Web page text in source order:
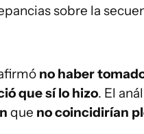
sobre la
no haber
que sí lo hizo. El
que no coincidirían